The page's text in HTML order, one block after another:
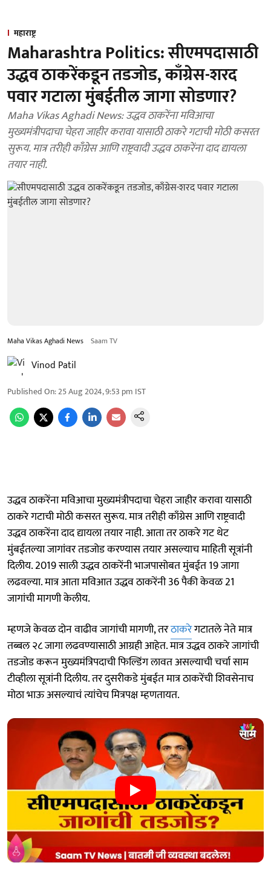
महाराष्ट्र
Maharashtra Politics: सीएमपदासाठी
उद्धव ठाकरेंकडून तडजोड, काँग्रेस-शरद
पवार गटाला मुंबईतील जागा सोडणार?
Maha Vikas Aghadi News: उद्धव ठाकरेंना मविआचा
मुख्यमंत्रीपदाचा चेहरा जाहीर करावा यासाठी ठाकरे गटाची मोठी कसरत
सुरूय. मात्र तरीही काँग्रेस आणि राष्ट्रवादी उद्धव ठाकरेंना दाद द्यायला
तयार नाही.
Maha Vikas Aghadi News Saam TV
Vinod Patil
Published On:25 Aug 2024, 9:53 pm IST
उद्धव ठाकरेंना मविआचा मुख्यमंत्रीपदाचा चेहरा जाहीर करावा यासाठी
ठाकरे गटाची मोठी कसरत सुरूय. मात्र तरीही काँग्रेस आणि राष्ट्रवादी
उद्धव ठाकरेंना दाद द्यायला तयार नाही. आता तर ठाकरे गट थेट
मुंबईतल्या जागांवर तडजोड करण्यास तयार असल्याच माहिती सूत्रांनी
दिलीय. 2019 साली उद्धव ठाकरेंनी भाजपासोबत मुंबईत 19 जागा
लढवल्या. मात्र आता मविआत उद्धव ठाकरेंनी 36 पैकी केवळ 21
जागांची मागणी केलीय.
म्हणजे केवळ दोन वाढीव जागांची मागणी, तरठाकरेगटातले नेते मात्र
तब्बल २८ जागा लढवण्यासाठी आग्रही आहेत. मात्र उद्धव ठाकरे जागांची
तडजोड करून मुख्यमंत्रिपदाची फिल्डिंग लावत असल्याची चर्चा साम
टीव्हीला सूत्रांनी दिलीय. तर दुसरीकडे मुंबईत मात्र ठाकरेंची शिवसेनाच
मोठा भाऊ असल्याचं त्यांचेच मित्रपक्ष म्हणतायत.